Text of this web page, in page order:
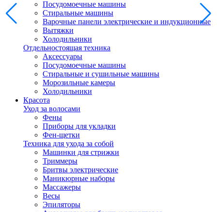
Посудомоечные машины
Стиральные машины
Варочные панели электрические и индукционные
Вытяжки
Холодильники
Отдельностоящая техника
Аксессуары
Посудомоечные машины
Стиральные и сушильные машины
Морозильные камеры
Холодильники
Красота
Уход за волосами
Фены
Приборы для укладки
Фен-щетки
Техника для ухода за собой
Машинки для стрижки
Триммеры
Бритвы электрические
Маникюрные наборы
Массажеры
Весы
Эпиляторы